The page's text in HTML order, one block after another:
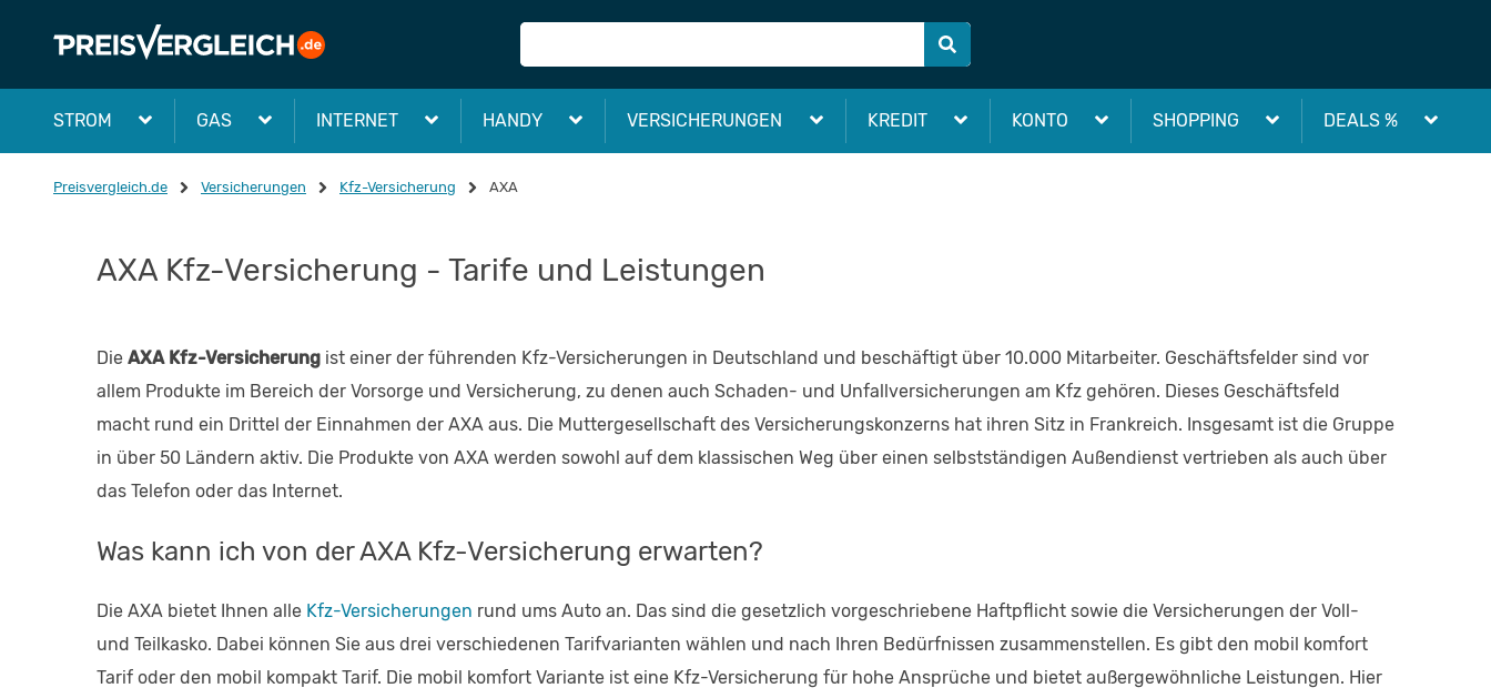
STROM GAS INTERNET HANDY VERSICHERUNGEN KREDIT KONTO SHOPPING DEALS %
Preisvergleich.de Versicherungen Kfz-Versicherung AXA
AXA Kfz-Versicherung - Tarife und Leistungen
Die AXA Kfz-Versicherung ist einer der führenden Kfz-Versicherungen in Deutschland und beschäftigt über 10.000 Mitarbeiter. Geschäftsfelder sind vor
allem Produkte im Bereich der Vorsorge und Versicherung, zu denen auch Schaden- und Unfallversicherungen am Kfz gehören. Dieses Geschäftsfeld
macht rund ein Drittel der Einnahmen der AXA aus. Die Muttergesellschaft des Versicherungskonzerns hat ihren Sitz in Frankreich. Insgesamt ist die Gruppe
in über 50 Ländern aktiv. Die Produkte von AXA werden sowohl auf dem klassischen Weg über einen selbstständigen Außendienst vertrieben als auch über
das Telefon oder das Internet.
Was kann ich von der AXA Kfz-Versicherung erwarten?
Die AXA bietet Ihnen alle Kfz-Versicherungen rund ums Auto an. Das sind die gesetzlich vorgeschriebene Haftpflicht sowie die Versicherungen der Voll-
und Teilkasko. Dabei können Sie aus drei verschiedenen Tarifvarianten wählen und nach Ihren Bedürfnissen zusammenstellen. Es gibt den mobil komfort
Tarif oder den mobil kompakt Tarif. Die mobil komfort Variante ist eine Kfz-Versicherung für hohe Ansprüche und bietet außergewöhnliche Leistungen. Hier